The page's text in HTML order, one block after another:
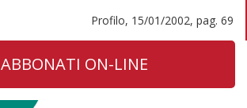
Profilo, 15/01/2002, pag. 69
ABBONATI ON-LINE